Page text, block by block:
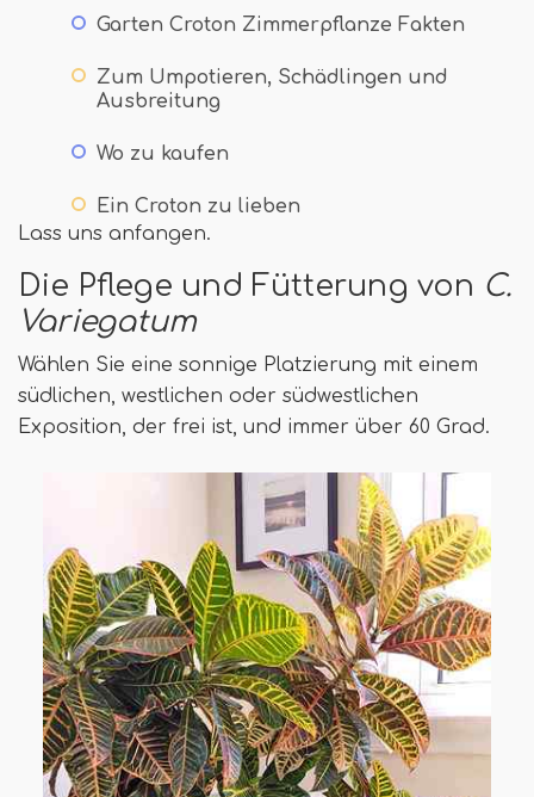
Garten Croton Zimmerpflanze Fakten
Zum Umpotieren, Schädlingen und
Ausbreitung
Wo zu kaufen
Ein Croton zu lieben
Lass uns anfangen.
Die Pflege und Fütterung von C.
Variegatum
Wählen Sie eine sonnige Platzierung mit einem
südlichen, westlichen oder südwestlichen
Exposition, der frei ist, und immer über 60 Grad.